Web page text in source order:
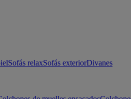
Sofás relaxSofás exteriorDivanes